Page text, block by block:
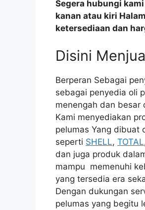
Segera hubungi
kanan atau kiri
ketersediaan dan
Disini
Berperan Sebagai
sebagai penyedia oli
menengah dan besar
Kami menyediakan
pelumas Yang dibuat
seperti SHELL, TOTAL
dan juga produk
mampu memenuhi
yang tersedia era
Dengan dukungan
pelumas yang begitu